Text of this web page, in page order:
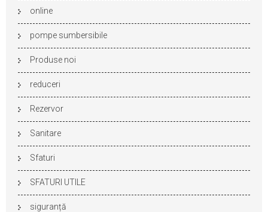
online
pompe sumbersibile
Produse noi
reduceri
Rezervor
Sanitare
Sfaturi
SFATURI UTILE
siguranță